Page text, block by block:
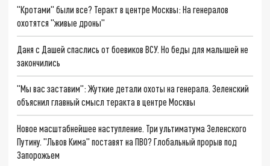
"Кротами" были все? Теракт в центре Москвы: На генералов
охотятся "живые дроны"
Даня с Дашей спаслись от боевиков ВСУ. Но беды для малышей не
закончились
"Мы вас заставим": Жуткие детали охоты на генерала. Зеленский
объяснил главный смысл теракта в центре Москвы
Новое масштабнейшее наступление. Три ультиматума Зеленского
Путину. "Львов Кима" поставят на ПВО? Глобальный прорыв под
Запорожьем